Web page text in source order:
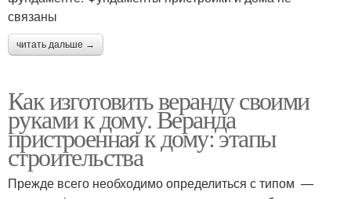
связаны
читать дальше →
Как изготовить веранду своими
руками к дому. Веранда
пристроенная к дому: этапы
строительства
Прежде всего необходимо определиться с типом —